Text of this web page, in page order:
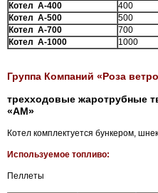
Котел А-400
400
Котел А-500
500
Котел А-700
700
Котел А-1000
1000
Группа Компаний «Роза
трехходовые жаротрубные
«АМ»
Котел комплектуется бункером,
Используемое топливо:
Пеллеты